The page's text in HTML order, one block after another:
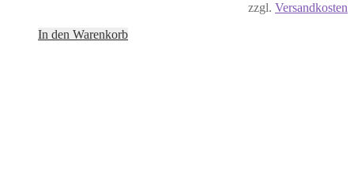
zzgl. Versandkosten
In den Warenkorb